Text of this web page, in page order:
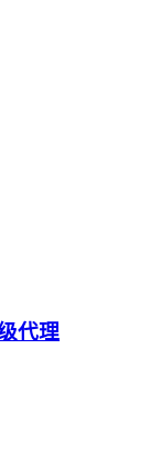
代理